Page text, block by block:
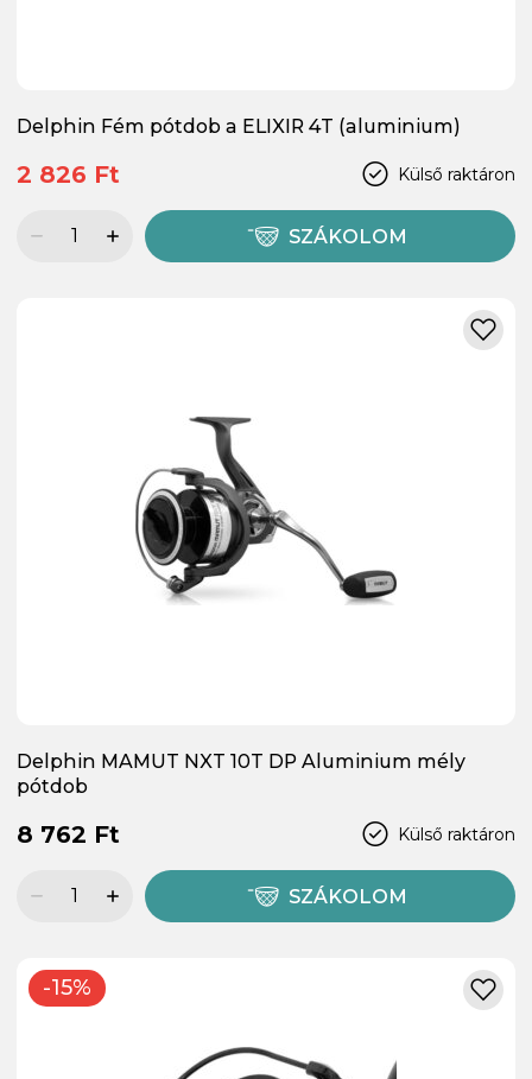
Delphin Fém pótdob a ELIXIR 4T (aluminium)
Külső raktáron
2 826 Ft
SZÁKOLOM
Delphin MAMUT NXT 10T DP Aluminium mély
pótdob
Külső raktáron
8 762 Ft
SZÁKOLOM
-15%